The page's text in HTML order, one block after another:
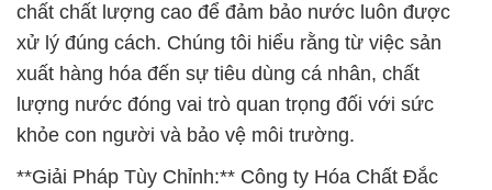
chất chất lượng cao để đảm bảo nước luôn được
xử lý đúng cách. Chúng tôi hiểu rằng từ việc sản
xuất hàng hóa đến sự tiêu dùng cá nhân, chất
lượng nước đóng vai trò quan trọng đối với sức
khỏe con người và bảo vệ môi trường.
**Giải Pháp Tùy Chỉnh:** Công ty Hóa Chất Đắc